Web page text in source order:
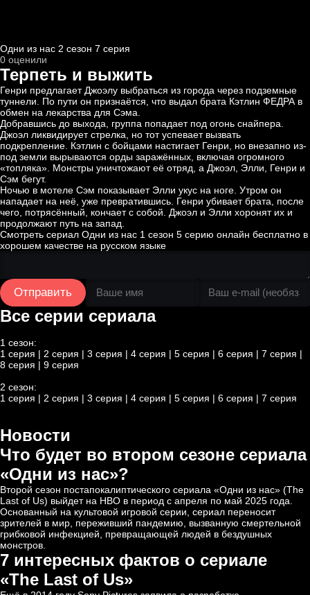
Одни из нас 2 cезон 7 cерия
0 оценили
Терпеть и выжить
Генри предлагает Джоэлу выбраться из города через подземные
туннели. По пути он признаётся, что выдал брата Кэтлин ФЕДРА в
обмен на лекарства для Сэма.
Добравшись до выхода, группа попадает под огонь снайпера.
Джоэл ликвидирует стрелка, но тот успевает вызвать
подкрепление. Кэтлин с бойцами настигает Генри, но внезапно из-
под земли вырываются орды заражённых, включая огромного
«топляка». Монстры уничтожают её отряд, а Джоэл, Элли, Генри и
Сэм бегут.
Ночью в мотеле Сэм показывает Элли укус на ноге. Утром он
нападает на неё, уже превратившись. Генри убивает брата, после
чего, потрясённый, кончает с собой. Джоэл и Элли хоронят их и
продолжают путь на запад.
Смотреть сериал Одни из нас 1 сезон 5 серию онлайн бесплатно в
хорошем качестве на русском языке
Отправить
Все серии сериала
1 сезон:
1 серия | 2 серия | 3 серия | 4 серия | 5 серия | 6 серия | 7 серия |
8 серия | 9 серия
2 сезон:
1 серия | 2 серия | 3 серия | 4 серия | 5 серия | 6 серия | 7 серия
Новости
Что будет во втором сезоне сериала
«Одни из нас»‎?
Второй сезон постапокалиптического сериала «Одни из нас» (The
Last of Us) выйдет на HBO в период с апреля по май 2025 года.
Основанный на культовой игровой серии, сериал переносит
зрителей в мир, переживший пандемию, вызванную смертельной
грибковой инфекцией, превращающей людей в бездушных
монстров.
7 интересных фактов о сериале
«The Last of Us»